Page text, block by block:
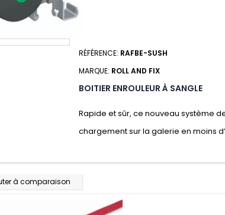
RÉFÉRENCE: RAFBE-SUSH
MARQUE: ROLL AND FIX
BOITIER ENROULEUR À SANGLE
Rapide et sûr, ce nouveau système
chargement sur la galerie en moins
à comparaison